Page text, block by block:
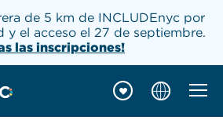
de 5 km de INCLUDEnyc por
y el acceso el 27 de septiembre.
las inscripciones!